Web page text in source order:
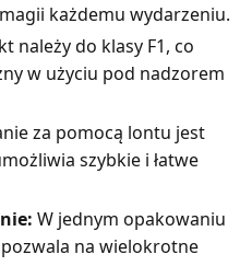
każdemu wydarzeniu.
należy do klasy F1, co
w użyciu pod nadzorem
za pomocą lontu jest
szybkie i łatwe
W jednym opakowaniu
na wielokrotne